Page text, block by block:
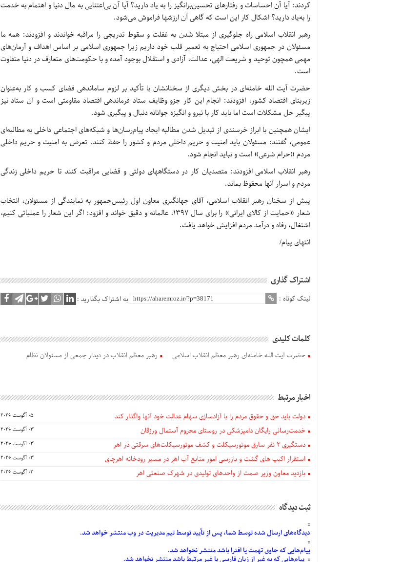
کردند: آیا آن احساسات و رفتارهای تحسین‌برانگیز را به یاد دارید؟ آیا آن بی‌اعتنایی به مال دنیا و اهتمام به خدمت
را به‌یاد دارید؟ اشکال کار این است که گاهی آن ارزشها فراموش می‌شود.
رهبر انقلاب اسلامی راه جلوگیری از مبتلا شدن به غفلت و سقوط تدریجی را مراقبه خواندند و افزودند: همه ما
مسئولان در جمهوری اسلامی احتیاج به تعمیر قلب خود داریم زیرا جمهوری اسلامی بر اساس اهداف و آرمان‌های
مهمی همچون توحید و شریعت الهی، عدالت، آزادی و استقلال بوجود آمده و با حکومت‌های متعارف در دنیا متفاوت
است.
حضرت آیت الله خامنه‌ای در بخش دیگری از سخنانشان با تأکید بر لزوم ساماندهی فضای کسب و کار به‌عنوان
زیربنای اقتصاد کشور، افزودند: انجام این کار جزو وظایف ستاد فرماندهی اقتصاد مقاومتی است و آن ستاد نیز
پیگیر حل مشکلات است اما باید کار با نیرو و انگیزه جوانانه دنبال و پیگیری شود.
ایشان همچنین با ابراز خرسندی از تبدیل شدن مطالبه ایجاد پیام‌رسان‌ها و شبکه‌های اجتماعی داخلی به مطالبه‌ای
عمومی، گفتند: مسئولان باید امنیت و حریم داخلی مردم و کشور را حفظ کنند. تعرض به امنیت و حریم داخلی
مردم «حرام شرعی» است و نباید انجام شود.
رهبر انقلاب اسلامی افزودند: متصدیان کار در دستگاههای دولتی و قضایی مراقبت کنند تا حریم داخلی زندگی
مردم و اسرار آنها محفوظ بماند.
پیش از سخنان رهبر انقلاب اسلامی، آقای جهانگیری معاون اول رئیس‌جمهور به نمایندگی از مسئولان، انتخاب
شعار «حمایت از کالای ایرانی» را برای سال 1397، عالمانه و دقیق خواند و افزود: اگر این شعار را عملیاتی کنیم،
اشتغال، رفاه و درآمد مردم افزایش خواهد یافت.
انتهای پیام/
اشتراک گذاری
لینک کوتاه : به اشتراک بگذارید :
کلمات کلیدی
حضرت آیت الله خامنه‌ای رهبر معظم انقلاب اسلامی رهبر معظم انقلاب در دیدار جمعی از مسئولان نظام
اخبار مرتبط
دولت باید حق و حقوق مردم را با آزادسازی سهام عدالت خود آنها واگذار کند 05 آگوست 2026
خدمت‌رسانی رایگان دامپزشکی در روستای محروم آستمال ورزقان 03 آگوست 2026
دستگيری ۲ نفر سارق موتورسیکلت و کشف موتورسیکلت‌های سرقتی در اهر 03 آگوست 2026
استقرار اکیپ های گشت و بازرسی امور منابع آب اهر در مسیر رودخانه اهرچای 03 آگوست 2026
بازدید معاون وزیر صمت از واحدهای تولیدی در شهرک صنعتی اهر 02 آگوست 2026
ثبت دیدگاه
دیدگاه‌هایارسالشدهتوسط شما، پس از تأییدتوسط تیم مدیریت در وب منتشر خواهد شد.
پیام‌هاییکه حاوی تهمت یا افترا باشد منتشر نخواهد شد.
پیام‌هاییکه به غیر از زبان فارسی یا غیر مرتبط باشد منتشر نخواهد شد.